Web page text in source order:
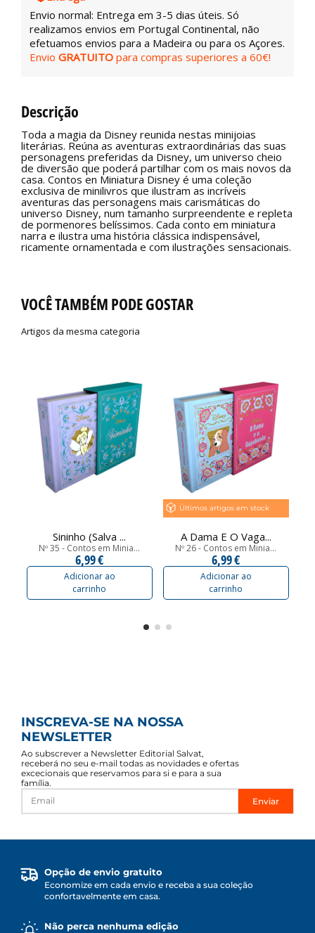
Envio normal: Entrega em 3-5 dias úteis. Só
realizamos envios em Portugal Continental, não
efetuamos envios para a Madeira ou para os Açores.
Envio GRATUITO para compras superiores a 60€!
Descrição
Toda a magia da Disney reunida nestas minijoias
literárias. Reúna as aventuras extraordinárias das suas
personagens preferidas da Disney, um universo cheio
de diversão que poderá partilhar com os mais novos da
casa. Contos en Miniatura Disney é uma coleção
exclusiva de minilivros que ilustram as incríveis
aventuras das personagens mais carismáticas do
universo Disney, num tamanho surpreendente e repleta
de pormenores belíssimos. Cada conto em miniatura
narra e ilustra uma história clássica indispensável,
ricamente ornamentada e com ilustrações sensacionais.
VOCÊ TAMBÉM PODE GOSTAR
Artigos da mesma categoria
Sininho (Salva ...
Nº 35 - Contos em Minia...
6,99 €
Adicionar ao
carrinho
Últimos artigos em stock
A Dama E O Vaga...
Nº 26 - Contos em Minia...
6,99 €
Adicionar ao
carrinho
INSCREVA-SE NA NOSSA
NEWSLETTER
Ao subscrever a Newsletter Editorial Salvat,
receberá no seu e-mail todas as novidades e ofertas
excecionais que reservamos para si e para a sua
família.
Enviar
Opção de envio gratuito
Economize em cada envio e receba a sua coleção
confortavelmente em casa.
Não perca nenhuma edição